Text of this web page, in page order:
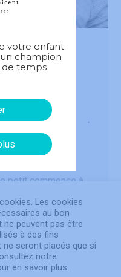
mon
bien
l'enfant
Sommeil du
long fleuve
petit commence à
mois, ne criez
Les enfants ne
événements
Les cookies
au bon
peuvent pas être
à des fins
ne seront placés que si
notre
en savoir plus.
votre enfant
champion
temps